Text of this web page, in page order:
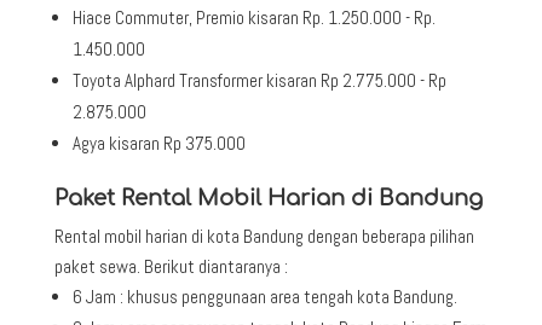
Hiace Commuter, Premio kisaran Rp. 1.250.000 - Rp.
1.450.000
Toyota Alphard Transformer kisaran Rp 2.775.000 - Rp
2.875.000
Agya kisaran Rp 375.000
Paket Rental Mobil Harian di Bandung
Rental mobil harian di kota Bandung dengan beberapa pilihan
paket sewa. Berikut diantaranya :
6 Jam : khusus penggunaan area tengah kota Bandung.